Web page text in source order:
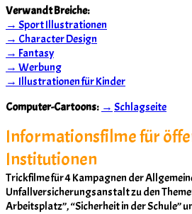
Verwandt Breiche:
→ Sport Illustrationen
→ Character Design
→ Fantasy
→ Werbung
→ Illustrationen für Kinder
Computer-Cartoons: → Schlagseite
Informationsfilme für
Institutionen
Trickfilme für 4 Kampagnen der
Unfallversicherungsanstalt zu den
Arbeitsplatz”, “Sicherheit in der Schule”